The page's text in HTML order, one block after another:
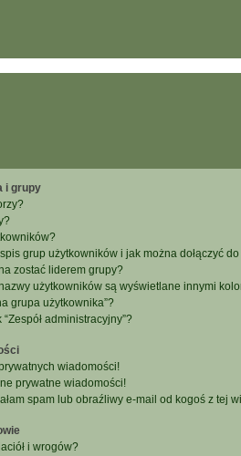
i grupy
grup użytkowników i jak można dołączyć
zostać liderem grupy?
użytkowników są wyświetlane innymi
grupa użytkownika”?
administracyjny”?
wiadomości!
prywatne wiadomości!
spam lub obraźliwy e-mail od kogoś z tej
i wrogów?